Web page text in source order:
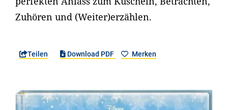
Zuhören und (Weiter)erzählen.
Teilen Download PDF Merken